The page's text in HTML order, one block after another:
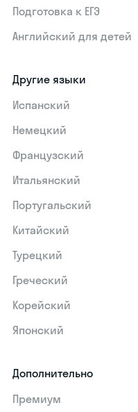
Подготовка к ЕГЭ
Английский для детей
Другие языки
Испанский
Немецкий
Французский
Итальянский
Португальский
Китайский
Турецкий
Греческий
Корейский
Японский
Дополнительно
Премиум